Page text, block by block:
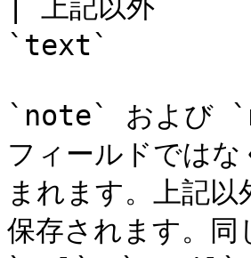
| 上記以
`text`         |
`note` および
フィールドでは
まれます。上記
保存されます。